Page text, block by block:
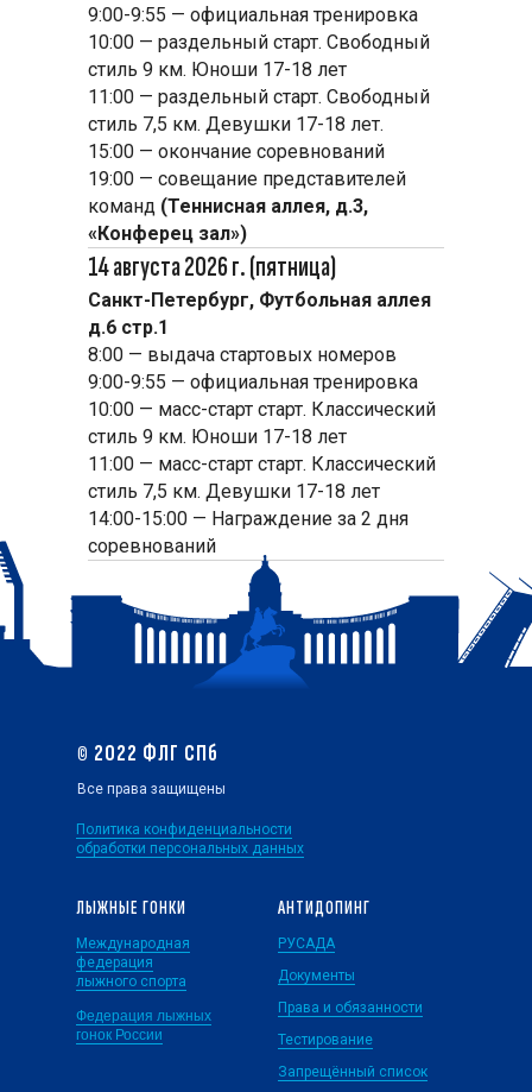
9:00-9:55 — официальная тренировка
10:00 — раздельный старт. Свободный
стиль 9 км. Юноши 17-18 лет
11:00 — раздельный старт. Свободный
стиль 7,5 км. Девушки 17-18 лет.
15:00 — окончание соревнований
19:00 — совещание представителей
команд (Теннисная аллея, д.3,
«Конферец зал»)
14 августа 2026 г. (пятница)
Санкт-Петербург, Футбольная аллея
д.6 стр.1
8:00 — выдача стартовых номеров
9:00-9:55 — официальная тренировка
10:00 — масс-старт старт. Классический
стиль 9 км. Юноши 17-18 лет
11:00 — масс-старт старт. Классический
стиль 7,5 км. Девушки 17-18 лет
14:00-15:00 — Награждение за 2 дня
соревнований
АНТИДОПИНГ
Запрещённый список
Документы
Права и обязанности
Тестирование
РУСАДА
Политика конфиденциальности
обработки персональных данных
Федерация лыжных
гонок России
ЛЫЖНЫЕ ГОНКИ
Международная
федерация
лыжного спорта
Все права защищены
© 2022 ФЛГ СПб